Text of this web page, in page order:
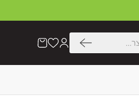
הרשימה
שלי עֲגָלָה